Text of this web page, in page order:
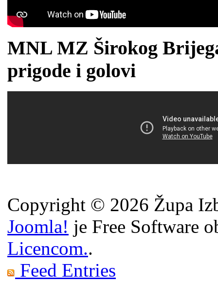
MNL MZ Širokog
prigode i golovi
Copyright © 2026 Župa
Joomla! je Free Software
Licencom..
Feed Entries